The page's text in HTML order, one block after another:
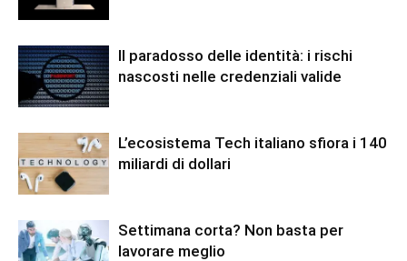
Il paradosso delle identità: i rischi
nascosti nelle credenziali valide
L’ecosistema Tech italiano sfiora i 140
miliardi di dollari
Settimana corta? Non basta per
lavorare meglio